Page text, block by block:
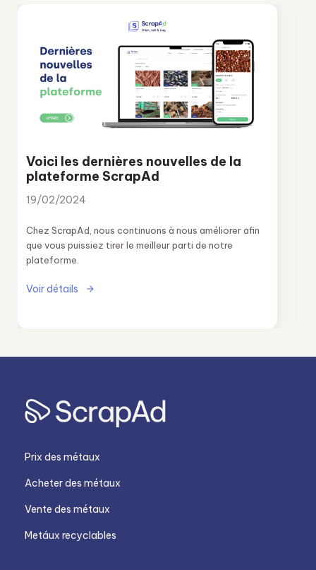
Voici les dernières nouvelles de la
plateforme ScrapAd
19/02/2024
Chez ScrapAd, nous continuons à nous améliorer afin
que vous puissiez tirer le meilleur parti de notre
plateforme.
Voir détails
Prix des métaux
Acheter des métaux
Vente des métaux
Metáux recyclables